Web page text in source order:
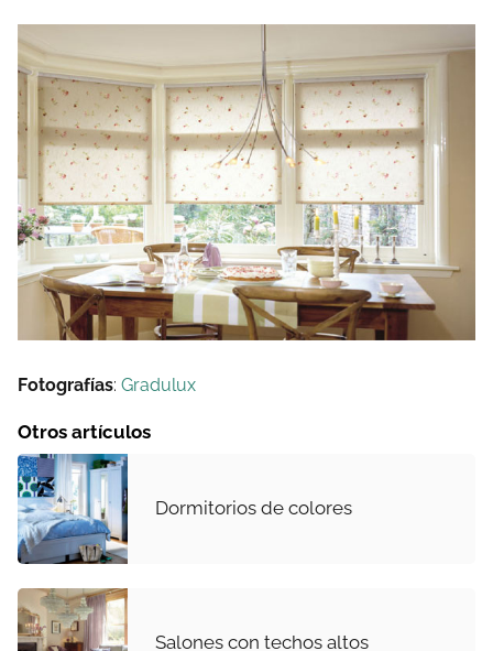
Fotografías: Gradulux
Otros artículos
Dormitorios de colores
Salones con techos altos